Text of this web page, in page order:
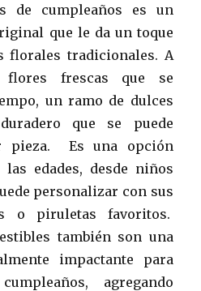
de cumpleaños es un
que le da un toque
florales tradicionales. A
frescas que se
un ramo de dulces
que se puede
pieza. Es una opción
edades, desde niños
personalizar con sus
o piruletas favoritos.
también son una
impactante para
agregando